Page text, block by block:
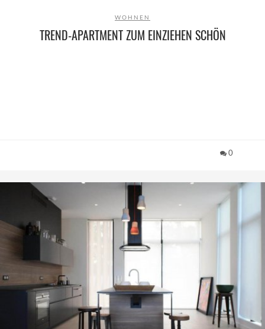
WOHNEN
TREND-APARTMENT ZUM EINZIEHEN SCHÖN
0